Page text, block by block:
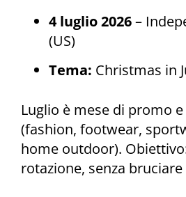
4 luglio 2026–
(US)
Tema: Christmas in
Luglio è mese di promo
(fashion, footwear,
home outdoor).
rotazione, senza